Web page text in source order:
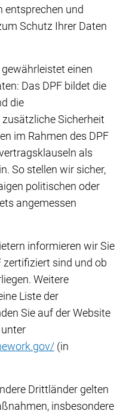
entsprechen und
Schutz Ihrer Daten
einen
Das DPF bildet die
die
Sicherheit
im Rahmen des DPF
als
So stellen wir sicher,
politischen oder
angemessen
informieren wir Sie
zertifiziert sind und ob
Weitere
Liste der
Sie auf der Website
(in
Drittländer gelten
insbesondere